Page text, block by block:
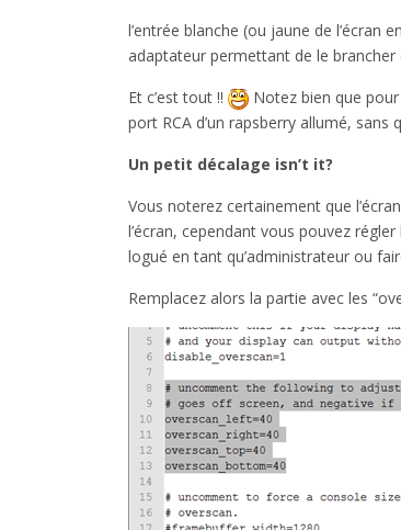
l’entrée blanche (ou jaune de
adaptateur permettant de le brancher
Et c’est tout !!
Notez bien que
port RCA d’un rapsberry allumé,
Un petit décalage isn’t it?
Vous noterez certainement que
l’écran, cependant vous pouvez
logué en tant qu’administrateur ou
Remplacez alors la partie avec les